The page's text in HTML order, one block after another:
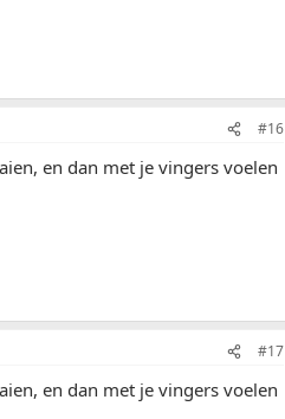
#16
en dan met je vingers voelen
#17
en dan met je vingers voelen